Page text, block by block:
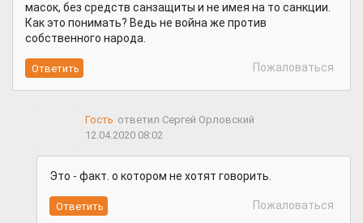
масок, без средств санзащиты и не имея на то санкции.
Как это понимать? Ведь не война же против
собственного народа.
Пожаловаться
Гость ответил Сергей Орловский
12.04.2020 08:02
Это - факт. о котором не хотят говорить.
Пожаловаться